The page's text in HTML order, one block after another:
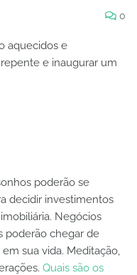
0
aquecidos e
e inaugurar um
poderão se
decidir investimentos
Negócios
poderão chegar de
sua vida. Meditação,
Quais são os